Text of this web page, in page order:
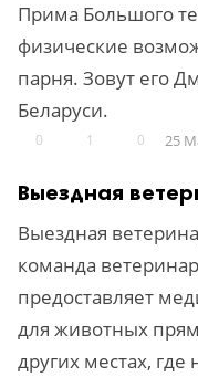
Прима Большого
физические
парня. Зовут его
Беларуси.
0 1 0 25
Выездная
Выездная
команда
предоставляет
для животных
других местах,